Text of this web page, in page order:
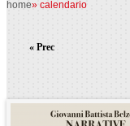
home» calendario
« Prec